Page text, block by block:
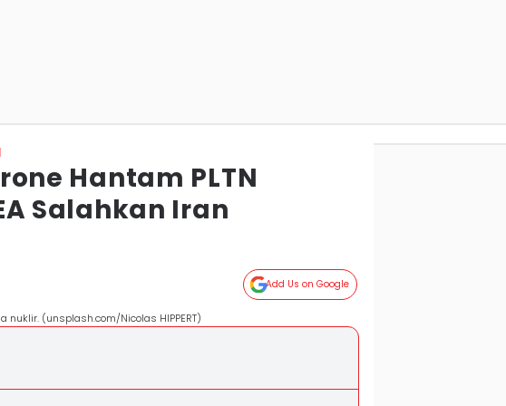
Hantam PLTN
Salahkan Iran
Add Us on Google
(unsplash.com/Nicolas HIPPERT)